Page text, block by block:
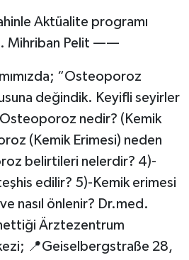
Aktüalite programı
Mihriban Pelit ——
“Osteoporoz
değindik. Keyifli seyirler
nedir? (Kemik
(Kemik Erimesi) neden
belirtileri nelerdir? 4)-
edilir? 5)-Kemik erimesi
nasıl önlenir? Dr.med.
Ärztezentrum
📍Geiselbergstraße 28,